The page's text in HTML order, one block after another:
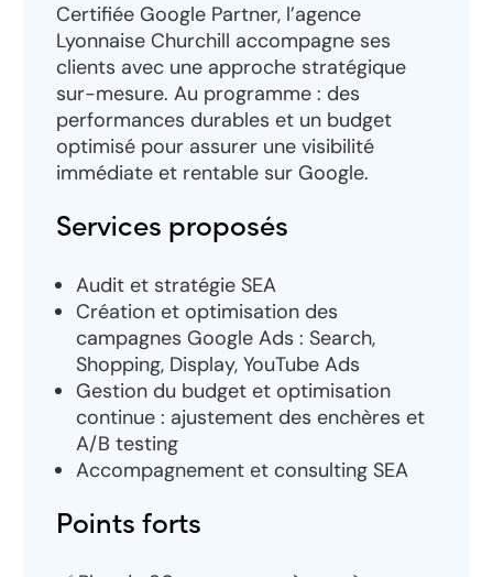
Certifiée Google Partner, l’agence
Lyonnaise Churchill accompagne ses
clients avec une approche stratégique
sur-mesure. Au programme : des
performances durables et un budget
optimisé pour assurer une visibilité
immédiate et rentable sur Google.
Services proposés
Audit et stratégie SEA
Création et optimisation des
campagnes Google Ads : Search,
Shopping, Display, YouTube Ads
Gestion du budget et optimisation
continue : ajustement des enchères et
A/B testing
Accompagnement et consulting SEA
Points forts